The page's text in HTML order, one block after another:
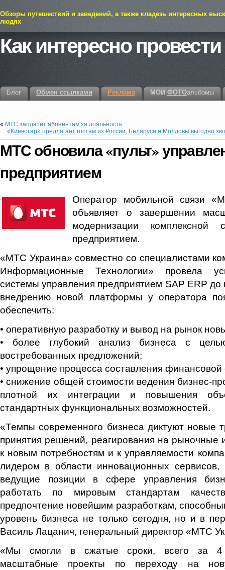
Обзоры путешествий и заведений, а также кладезь интересных
людях
Как интересно
Блог Обмен ссылками Реклама МОИ ФОТОальбомы
« МТС заплатит абонентам за лояльность
«Киевстар» предлагает гостям из России, Беларуси и Молдовы выгодно
МТС обновила «пульт»
предприятием
Оператор мобильной связи
объявляет о завершении
модернизации комплексной
предприятием.
«МТС Украина» совместно со специалистами
Информационные Технологии» провела
системы управления предприятием SAP ERP до
внедрению новой платформы у оператора
обеспечить:
• оперативную разработку и вывод на рынок
• более глубокий анализ бизнеса с
востребованных предложений;
• упрощение процесса составления финансовой
• снижение общей стоимости ведения бизнес-
плотной их интеграции и повышения
стандартных функциональных возможностей.
«Темпы современного бизнеса диктуют новые
принятия решений, реагирования на рыночные
к новым потребностям и к управляемости
лидером в области инновационных
ведущие позиции в сфере управления
работать по мировым стандартам
предпочтение новейшим разработкам,
уровень бизнеса не только сегодня, но и в
Василь Лацанич, генеральный директор «МТС
«Мы смогли в сжатые сроки, всего за 4
масштабные проекты по переходу на